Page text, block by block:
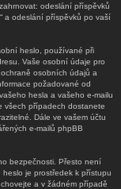
odeslání příspěvků
a odeslání příspěvků po vaší
heslo, používané při
Vaše osobní údaje pro
osobních údajů a
požadované od
hesla a vašeho e-mailu
všech případech dostanete
Dále ve vašem účtu
e-mailů phpBB
bezpečnosti. Přesto není
je prostředek k přístupu
a v žádném případě